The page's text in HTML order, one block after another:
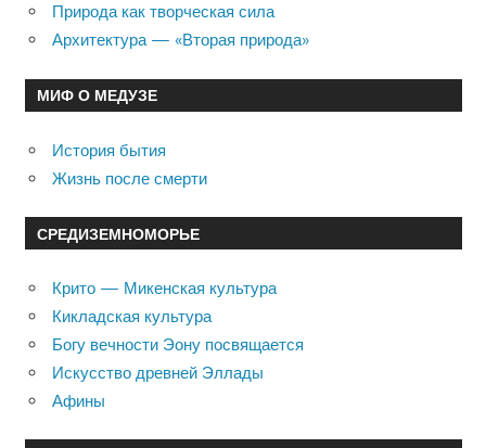
Природа как творческая сила
Архитектура — «Вторая природа»
МИФ О МЕДУЗЕ
История бытия
Жизнь после смерти
СРЕДИЗЕМНОМОРЬЕ
Крито — Микенская культура
Кикладская культура
Богу вечности Эону посвящается
Искусство древней Эллады
Афины